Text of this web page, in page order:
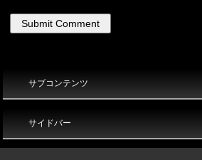
サブコンテンツ
サイドバー